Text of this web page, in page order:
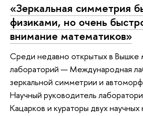
«Зеркальная симметрия
физиками, но очень
внимание математиков»
Среди недавно открытых в
лабораторий — Международная
зеркальной симметрии и
Научный руководитель
Кацарков и кураторы двух научных